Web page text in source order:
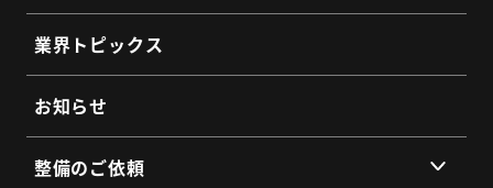
組織理念
組織概要
代表挨拶
提携企業・団体一覧
総会・地区会・研修会
業界トピックス
お知らせ
整備のご依頼